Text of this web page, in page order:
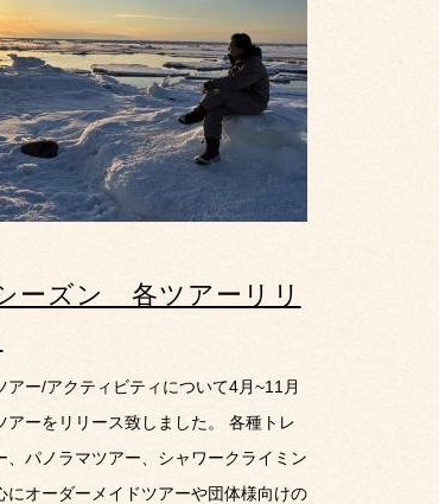
ーズン 各ツアーリリ
アー/アクティビティについて4月~11月
アーをリリース致しました。 各種トレ
、パノラマツアー、シャワークライミン
にオーダーメイドツアーや団体様向けの